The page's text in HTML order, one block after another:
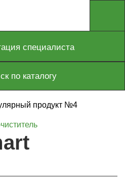
специалиста
по каталогу
продукт №4